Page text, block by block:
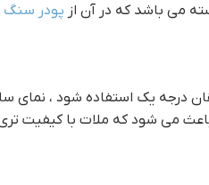
می باشد که در آن از پودر
درجه یک استفاده شود ،
می شود که ملات با کیفیت